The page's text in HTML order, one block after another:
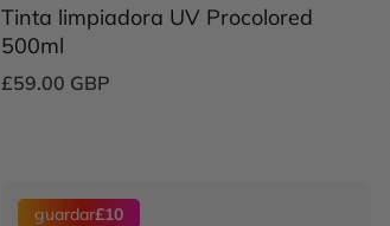
Tinta limpiadora UV Procolored
500ml
£59.00 GBP
guardar£10